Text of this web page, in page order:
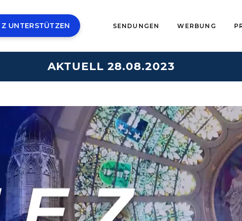
UNTERSTÜTZEN SENDUNGEN WERBUNG
AKTUELL 28.08.2023